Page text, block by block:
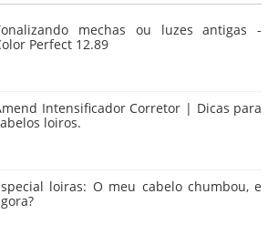
mechas ou luzes antigas -
Perfect 12.89
Intensificador Corretor | Dicas para
loiros.
loiras: O meu cabelo chumbou, e